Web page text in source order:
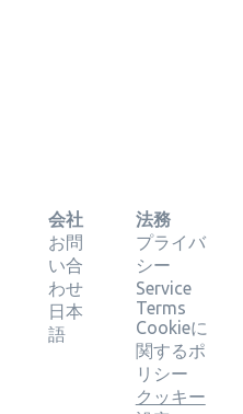
会社
お問
い合
わせ
日本
語
法務
プライバ
シー
Service
Terms
Cookieに
関するポ
リシー
クッキー